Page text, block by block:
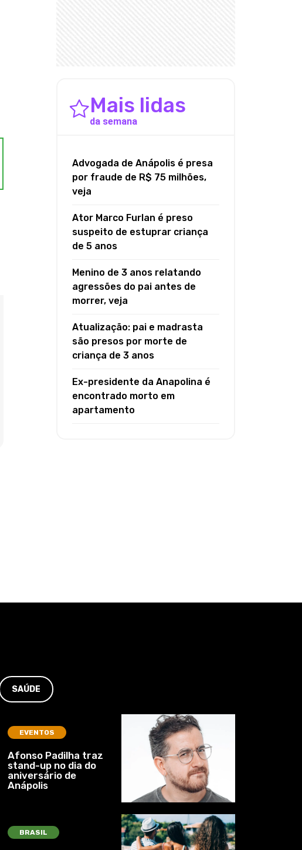
Mais lidas
da semana
Advogada de Anápolis é presa
por fraude de R$ 75 milhões,
veja
Ator Marco Furlan é preso
suspeito de estuprar criança
de 5 anos
Menino de 3 anos relatando
agressões do pai antes de
morrer, veja
Atualização: pai e madrasta
são presos por morte de
criança de 3 anos
Ex-presidente da Anapolina é
encontrado morto em
apartamento
SAÚDE
EVENTOS
Afonso Padilha traz
stand-up no dia do
aniversário de
Anápolis
BRASIL